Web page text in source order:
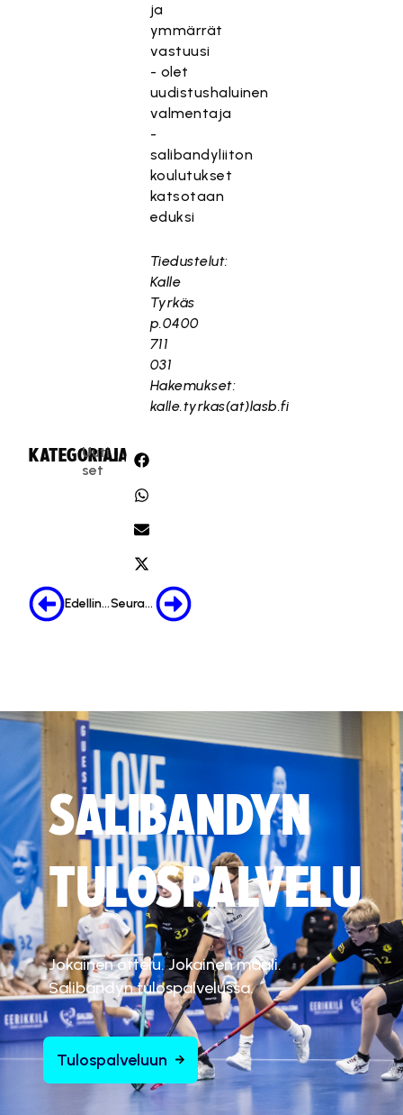
ja
ymmärrät
vastuusi
- olet
uudistushaluinen
valmentaja
-
salibandyliiton
koulutukset
katsotaan
eduksi
Tiedustelut:
Kalle
Tyrkäs
p.0400
711
031
Hakemukset:
kalle.tyrkas(at)lasb.fi
KATEGORIA:
Uuti
set
JAA:
Edellinen Seuraava
SALIBANDYN
TULOSPALVELU
Jokainen ottelu. Jokainen maali.
Salibandyn tulospalvelussa.
Tulospalveluun